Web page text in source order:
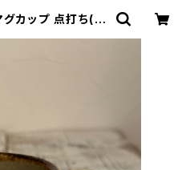
グカップ 点打ち(ド